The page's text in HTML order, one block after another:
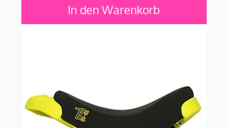
In den Warenkorb